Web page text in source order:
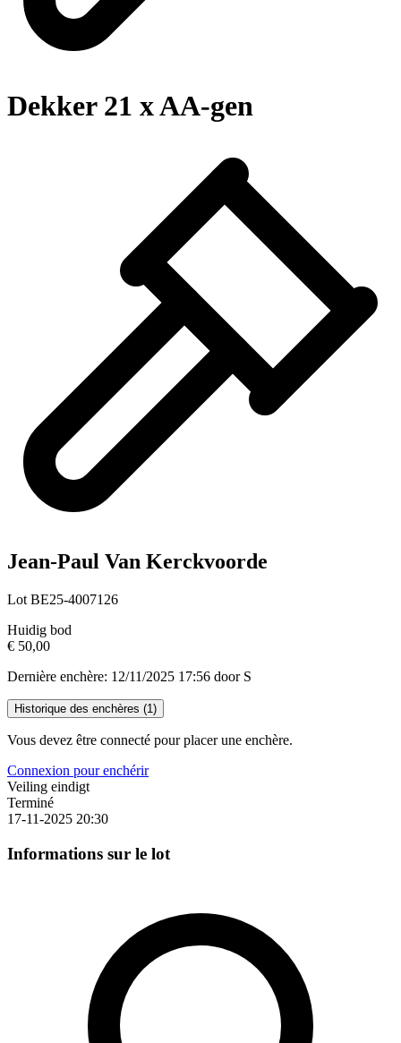
Dekker 21 x AA-gen
Jean-Paul Van Kerckvoorde
Lot BE25-4007126
Huidig bod
€ 50,00
Dernière enchère: 12/11/2025 17:56 door S
Historique des enchères (1)
Vous devez être connecté pour placer une enchère.
Connexion pour enchérir
Veiling eindigt
Terminé
17-11-2025 20:30
Informations sur le lot